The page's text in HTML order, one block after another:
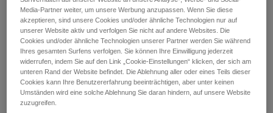
Media-Partner weiter, um unsere Werbung anzupassen. Wenn Sie diese
akzeptieren, sind unsere Cookies und/oder ähnliche Technologien nur auf
unserer Website aktiv und verfolgen Sie nicht auf andere Websites. Die
Cookies und/oder ähnliche Technologien unserer Partner werden Sie während
Ihres gesamten Surfens verfolgen. Sie können Ihre Einwilligung jederzeit
widerrufen, indem Sie auf den Link „Cookie-Einstellungen“ klicken, der sich am
unteren Rand der Website befindet. Die Ablehnung aller oder eines Teils dieser
Cookies kann Ihre Benutzererfahrung beeinträchtigen, aber unter keinen
Umständen wird eine solche Ablehnung Sie daran hindern, auf unsere Website
zuzugreifen.